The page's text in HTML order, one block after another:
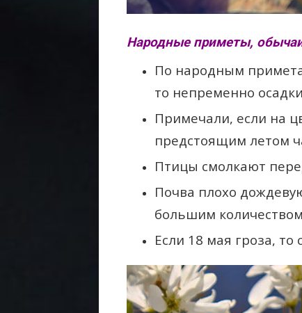
Народные приметы,
По народным
то непременно
Примечали, если на
предстоящим летом
Птицы смолкают
Почва плохо
большим
Если 18 мая гроза, то